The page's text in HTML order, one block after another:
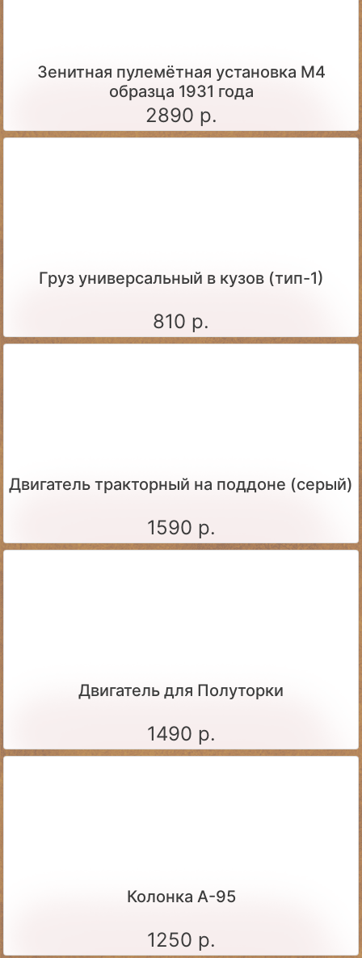
Зенитная пулемётная установка М4
образца 1931 года
2890 р.
Груз универсальный в кузов (тип-1)
810 р.
Двигатель тракторный на поддоне (серый)
1590 р.
Двигатель для Полуторки
1490 р.
Колонка А-95
1250 р.